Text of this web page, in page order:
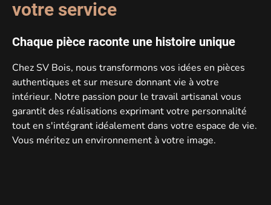
votre service
Chaque pièce raconte une histoire unique
Chez SV Bois, nous transformons vos idées en pièces
authentiques et sur mesure donnant vie à votre
intérieur. Notre passion pour le travail artisanalvous
garantit des réalisations exprimant votre personnalité
tout en s'intégrant idéalementdans votre espace de vie.
Vous méritez un environnement à votre image.